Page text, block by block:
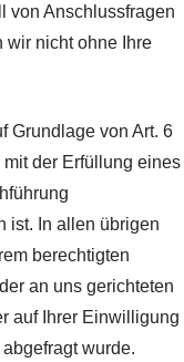
von Anschlussfragen
wir nicht ohne Ihre
Grundlage von Art. 6
der Erfüllung eines
ist. In allen übrigen
berechtigten
an uns gerichteten
auf Ihrer Einwilligung
wurde.